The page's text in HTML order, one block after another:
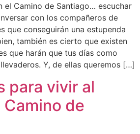
el Camino de Santiago… escuchar
con los compañeros de
que conseguirán una estupenda
también es cierto que existen
que harán que tus días como
Y, de ellas queremos […]
para vivir al
de